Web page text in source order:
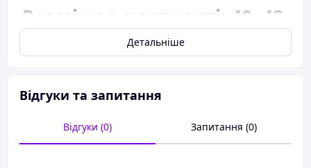
Розміри в наявності: 40, 42,
43, 44, 45.
розмір 40 - 26,5
розмір 42 - 27,5
сантиметра;
Детальніше
Відгуки та запитання
Відгуки (0) Запитання (0)